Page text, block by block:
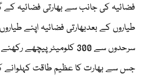
فضائیہ کی جانب سے بھارتی فضائیہ کے
طیاروں کے بعدبھارتی فضائیہ اپنے طیاروں
سرحدوں سے 300 کلومیٹر پیچھے
جس سے بھارت کا عظیم طاقت کہلوانے کا